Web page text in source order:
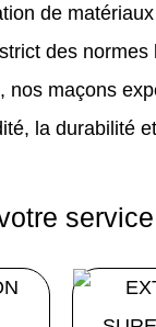
de
des normes
nos maçons
la durabilité
service